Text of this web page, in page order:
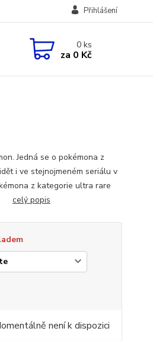
Přihlášení
0ks
za 0 Kč
Jedná se o pokémona z
i ve stejnojmeném seriálu v
z kategorie ultra rare
celý popis
není k dispozici